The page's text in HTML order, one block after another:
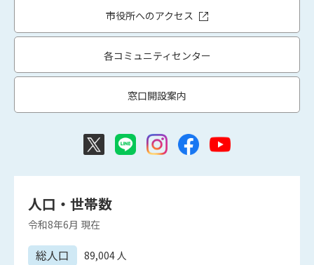
市役所へのアクセス
各コミュニティセンター
窓口開設案内
人口・世帯数
令和8年6月 現在
総人口 89,004人